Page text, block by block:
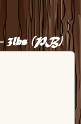
3lbs (PB)